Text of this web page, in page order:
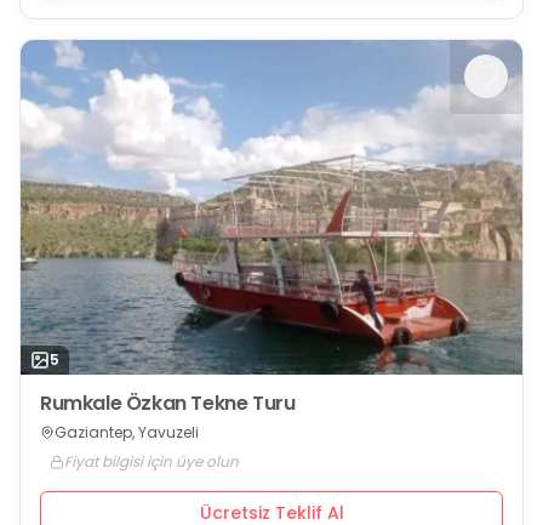
5
Rumkale Özkan Tekne Turu
Gaziantep, Yavuzeli
Fiyat bilgisi için üye olun
Ücretsiz Teklif Al